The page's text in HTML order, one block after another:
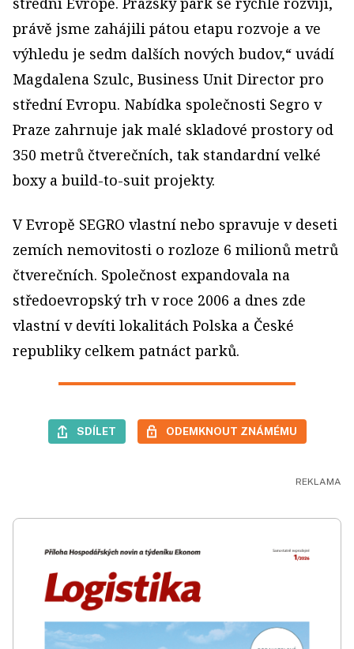
právě jsme zahájili pátou etapu rozvoje a ve
výhledu je sedm dalších nových budov,“ uvádí
Magdalena Szulc, Business Unit Director pro
střední Evropu. Nabídka společnosti Segro v
Praze zahrnuje jak malé skladové prostory od
350 metrů čtverečních, tak standardní velké
boxy a build-to-suit projekty.
V Evropě SEGRO vlastní nebo spravuje v deseti
zemích nemovitosti o rozloze 6 milionů metrů
čtverečních. Společnost expandovala na
středoevropský trh v roce 2006 a dnes zde
vlastní v devíti lokalitách Polska a České
republiky celkem patnáct parků.
SDÍLET ODEMKNOUT ZNÁMÉMU